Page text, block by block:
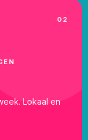
02
Lokaal en